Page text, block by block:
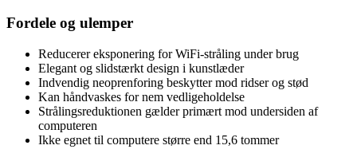
Fordele og ulemper
Reducerer eksponering for WiFi-stråling under brug
Elegant og slidstærkt design i kunstlæder
Indvendig neoprenforing beskytter mod ridser og stød
Kan håndvaskes for nem vedligeholdelse
Strålingsreduktionen gælder primært mod undersiden af
computeren
Ikke egnet til computere større end 15,6 tommer